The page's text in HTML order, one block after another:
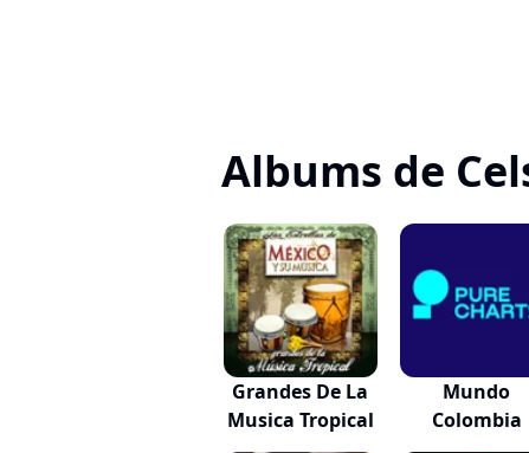
Albums de
Grandes De La
Musica Tropical
Mundo
Colombia